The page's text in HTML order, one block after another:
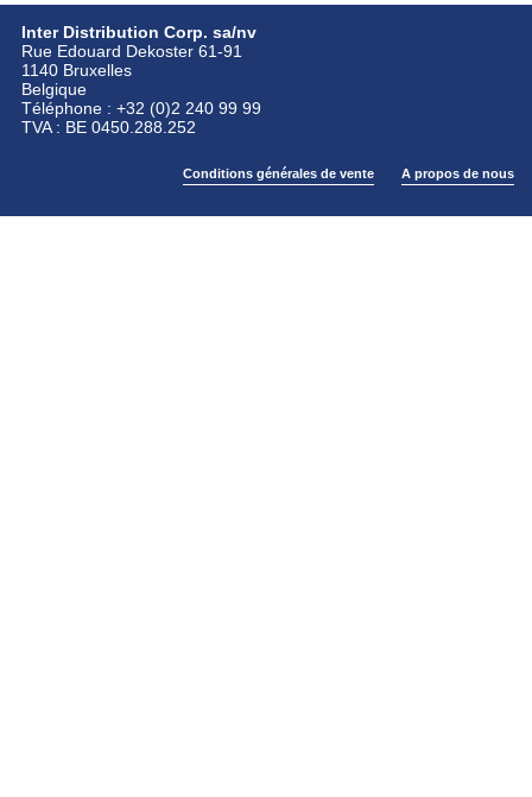
Inter Distribution Corp. sa/nv
Rue Edouard Dekoster 61-91
1140 Bruxelles
Belgique
Téléphone : +32 (0)2 240 99 99
TVA : BE 0450.288.252
Conditions générales de vente A propos de nous